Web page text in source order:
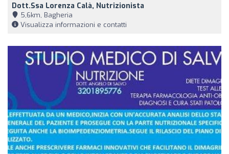
Dott.ssa Lorenza Calà, Nutrizionista
5,6km, Bagheria
Visualizza informazioni e contatti